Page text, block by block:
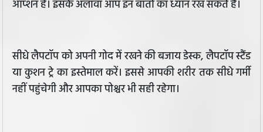
ऑप्शन है। इसके अलावा आप इन बातों का ध्यान रख सकते हैं।
सीधे लैपटॉप को अपनी गोद में रखने की बजाय डेस्क, लैपटॉप स्टैंड
या कुशन ट्रे का इस्तेमाल करें। इससे आपकी शरीर तक सीधे गर्मी
नहीं पहुंचेगी और आपका पोश्चर भी सही रहेगा।